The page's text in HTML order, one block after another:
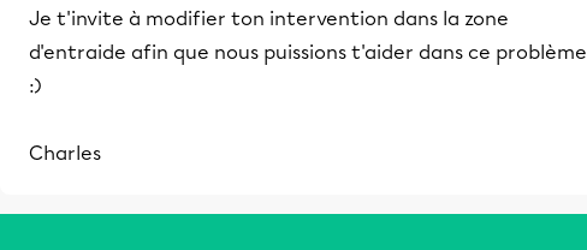
Je t'invite à modifier ton intervention dans la zone
d'entraide afin que nous puissions t'aider dans ce
:)
Charles